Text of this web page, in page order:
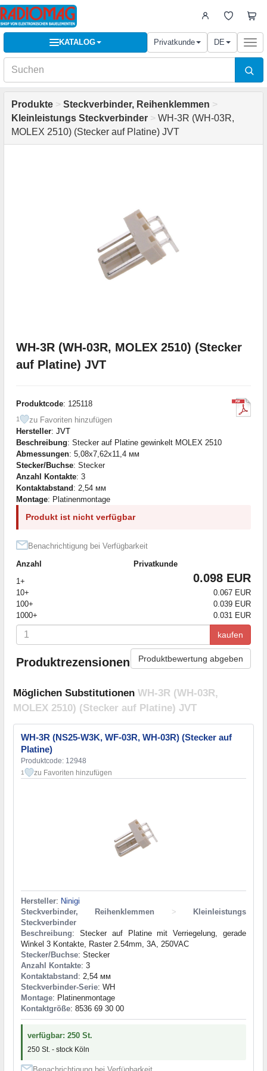
KATALOG Privatkunde DE
Produkte > Steckverbinder, Reihenklemmen >
Kleinleistungs Steckverbinder > WH-3R (WH-03R,
MOLEX 2510) (Stecker auf Platine) JVT
WH-3R (WH-03R, MOLEX 2510) (Stecker
auf Platine) JVT
Produktcode: 125118
1
zu Favoriten hinzufügen
Hersteller: JVT
Beschreibung: Stecker auf Platine gewinkelt MOLEX 2510
Abmessungen: 5,08x7,62x11,4 мм
Stecker/Buchse: Stecker
Anzahl Kontakte: 3
Kontaktabstand: 2,54 мм
Montage: Platinenmontage
Produkt ist nicht verfügbar
Benachrichtigung bei Verfügbarkeit
Anzahl
Privatkunde
1+
0.098 EUR
10+
0.067 EUR
100+
0.039 EUR
1000+
0.031 EUR
kaufen
Produktrezensionen Produktbewertung abgeben
Möglichen Substitutionen WH-3R (WH-03R,
MOLEX 2510) (Stecker auf Platine) JVT
WH-3R (NS25-W3K, WF-03R, WH-03R) (Stecker auf
Platine)
Produktcode: 12948
1 zu Favoriten hinzufügen
Hersteller: Ninigi
Steckverbinder, Reihenklemmen
>
Kleinleistungs
Steckverbinder
Beschreibung: Stecker auf Platine mit Verriegelung, gerade
Winkel 3 Kontakte, Raster 2.54mm, 3A, 250VAC
Stecker/Buchse: Stecker
Anzahl Kontakte: 3
Kontaktabstand : 2,54 мм
Steckverbinder-Serie: WH
Montage: Platinenmontage
Kontaktgröße: 8536 69 30 00
verfügbar: 250 St.
250 St. - stock Köln